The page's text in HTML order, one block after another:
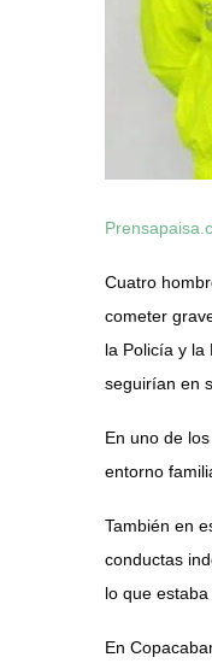
Cuatro
cometer
la Policía y la
seguirían en
En uno de
entorno
También en
conductas
lo que estaba
En